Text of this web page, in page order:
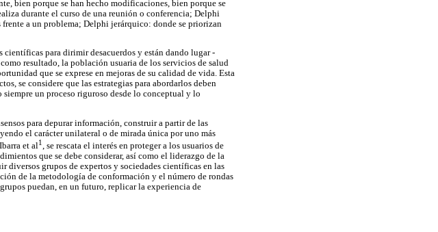
bien porque se han hecho modificaciones, bien porque se
durante el curso de una reunión o conferencia; Delphi
a un problema; Delphi jerárquico: donde se priorizan
científicas para dirimir desacuerdos y están dando lugar -
resultado, la población usuaria de los servicios de salud
que se exprese en mejoras de su calidad de vida. Esta
se considere que las estrategias para abordarlos deben
un proceso riguroso desde lo conceptual y lo
para depurar información, construir a partir de las
el carácter unilateral o de mirada única por uno más
et al1 , se rescata el interés en proteger a los usuarios de
que se debe considerar, así como el liderazgo de la
grupos de expertos y sociedades científicas en las
de la metodología de conformación y el número de rondas
puedan, en un futuro, replicar la experiencia de